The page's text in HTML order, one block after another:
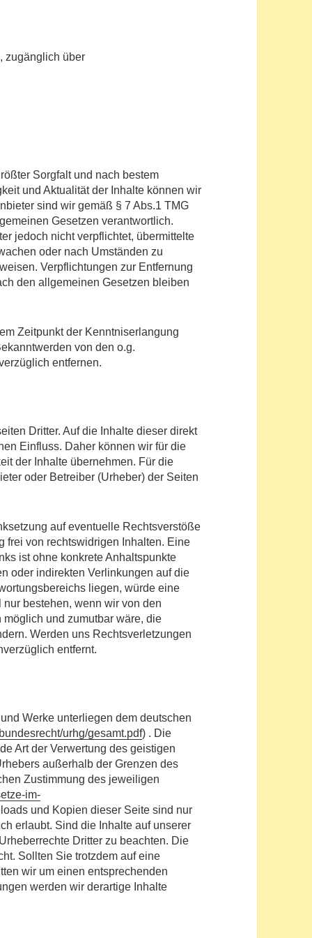
zugänglich über
Sorgfalt und nach bestem
und Aktualität der Inhalte können wir
sind wir gemäß § 7 Abs.1 TMG
Gesetzen verantwortlich.
jedoch nicht verpflichtet, übermittelte
oder nach Umständen zu
Verpflichtungen zur Entfernung
den allgemeinen Gesetzen bleiben
Zeitpunkt der Kenntniserlangung
von den o.g.
entfernen.
Dritter. Auf die Inhalte dieser direkt
Einfluss. Daher können wir für die
der Inhalte übernehmen. Für die
oder Betreiber (Urheber) der Seiten
auf eventuelle Rechtsverstöße
frei von rechtswidrigen Inhalten. Eine
ist ohne konkrete Anhaltspunkte
oder indirekten Verlinkungen auf die
liegen, würde eine
bestehen, wenn wir von den
und zumutbar wäre, die
Werden uns Rechtsverletzungen
entfernt.
Werke unterliegen dem deutschen
urhg/gesamt.pdf) . Die
Art der Verwertung des geistigen
außerhalb der Grenzen des
Zustimmung des jeweiligen
im-
und Kopien dieser Seite sind nur
erlaubt. Sind die Inhalte auf unserer
Dritter zu beachten. Die
Sollten Sie trotzdem auf eine
wir um einen entsprechenden
werden wir derartige Inhalte